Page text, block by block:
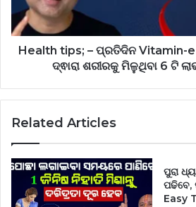
Health tips; – ପ୍ରତିଦିନ Vitamin-
ଦ୍ଵାରା ଶରୀରକୁ ମିଳୁଥିବା 6 ଟି
Related Articles
ପୁରା
ପଢିବେ,
Easy